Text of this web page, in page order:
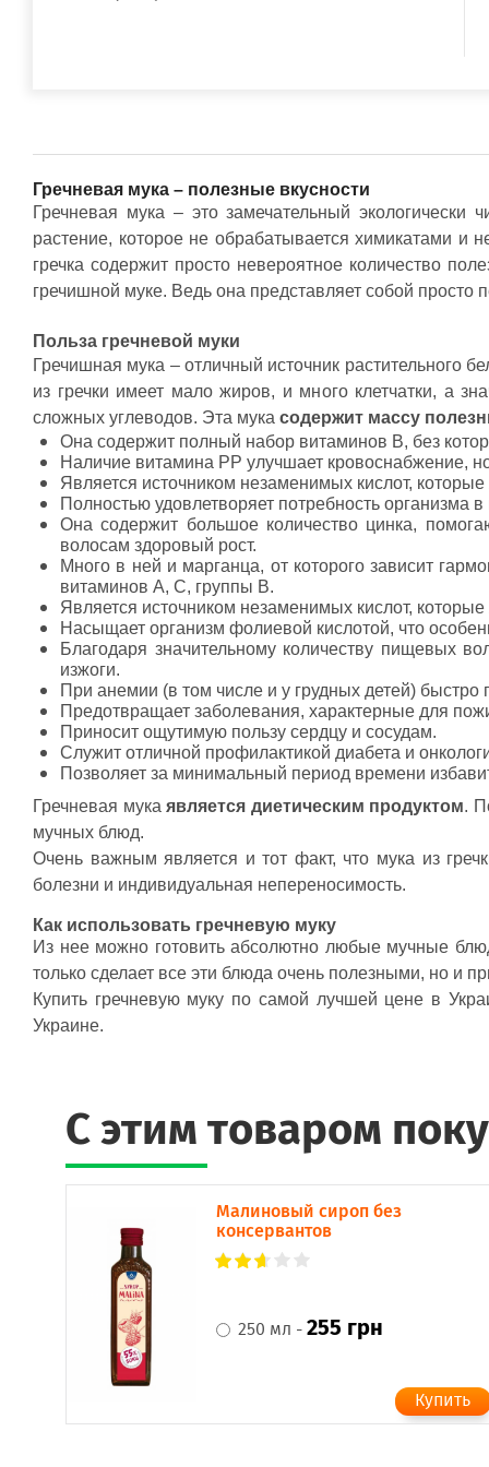
Напитки
Лечебные чаи
Кэроб и какао
Сухое молоко и сливки
Детские чаи
Афродизиаки
Соки лечебные
Джемы, варенья (без сахара)
Пасты, урбечи (из семян и орехов)
Сахар и сахарозаменители
Акции и распродажи
Распродажа
Акционные товары
Свернуть описание
Гречневая мука – полезные вкусности
Гречневая мука – это замечательный
растение, которое не обрабатывается химикатами
гречка содержит просто невероятное количество
гречишной муке. Ведь она представляет собой
Польза гречневой муки
Гречишная мука – отличный источник растительного
из гречки имеет мало жиров, и много клетчатки, а
сложных углеводов. Эта мука содержит массу
Она содержит полный набор витаминов В, без
Наличие витамина РР улучшает кровоснабжение,
Является источником незаменимых кислот,
Полностью удовлетворяет потребность организма
Она содержит большое количество цинка,
волосам здоровый рост.
Много в ней и марганца, от которого зависит
витаминов А, С, группы В.
Является источником незаменимых кислот,
Насыщает организм фолиевой кислотой, что
Благодаря значительному количеству пищевых
изжоги.
При анемии (в том числе и у грудных детей)
Предотвращает заболевания, характерные для
Приносит ощутимую пользу сердцу и сосудам.
Служит отличной профилактикой диабета и
Позволяет за минимальный период времени
Гречневая мукаявляется диетическим продуктом.
мучных блюд.
Очень важным является и тот факт, что мука из
болезни и индивидуальная непереносимость.
Как использовать гречневую муку
Из нее можно готовить абсолютно любые мучные
только сделает все эти блюда очень полезными, но и
Купить гречневую муку по самой лучшей цене в
Украине.
C этим товаром
Малиновый сироп без
консервантов
250 мл -255 грн